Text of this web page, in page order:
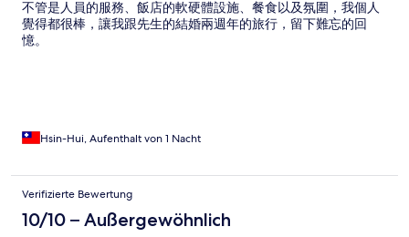
不管是人員的服務、飯店的軟硬體設施、餐食以及氛圍，我個人
覺得都很棒，讓我跟先生的結婚兩週年的旅行，留下難忘的回
憶。
Hsin-Hui, Aufenthalt von 1 Nacht
Verifizierte Bewertung
10/10 – Außergewöhnlich